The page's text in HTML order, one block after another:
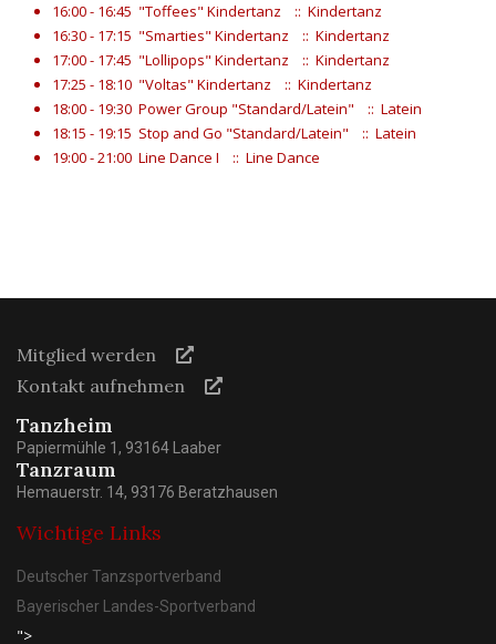
16:00 - 16:45 "Toffees" Kindertanz
:: Kindertanz
16:30 - 17:15 "Smarties" Kindertanz
:: Kindertanz
17:00 - 17:45 "Lollipops" Kindertanz
:: Kindertanz
17:25 - 18:10 "Voltas" Kindertanz
:: Kindertanz
18:00 - 19:30 Power Group "Standard/Latein"
:: Latein
18:15 - 19:15 Stop and Go "Standard/Latein"
:: Latein
19:00 - 21:00 Line Dance I :: Line Dance
Mitglied werden
Kontakt aufnehmen
Tanzheim
Papiermühle 1, 93164 Laaber
Tanzraum
Hemauerstr. 14, 93176 Beratzhausen
Wichtige Links
Deutscher Tanzsportverband
Bayerischer Landes-Sportverband
">